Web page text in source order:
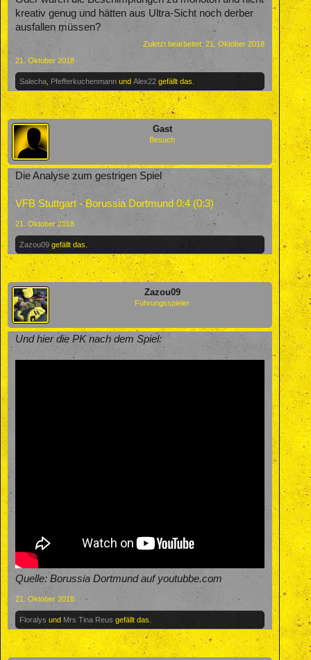
kreativ genug und hätten aus Ultra-Sicht noch derber
ausfallen müssen?
Zuletzt bearbeitet:21. Oktober 2018
21. Oktober 2018
Salecha Pfefferkuchenmann und Alex22 gefällt das.
Gast
Besuch
Die Analyse zum gestrigen Spiel
VFB Stuttgart - Borussia Dortmund 0:4 (0:3)
21. Oktober 2018
Zazou09 gefällt das.
Zazou09
Führungsspieler
Und hier die PK nach dem Spiel:
Quelle: Borussia Dortmund auf youtubbe.com
21. Oktober 2018
Floralys und Mrs Tina Reus gefällt das.